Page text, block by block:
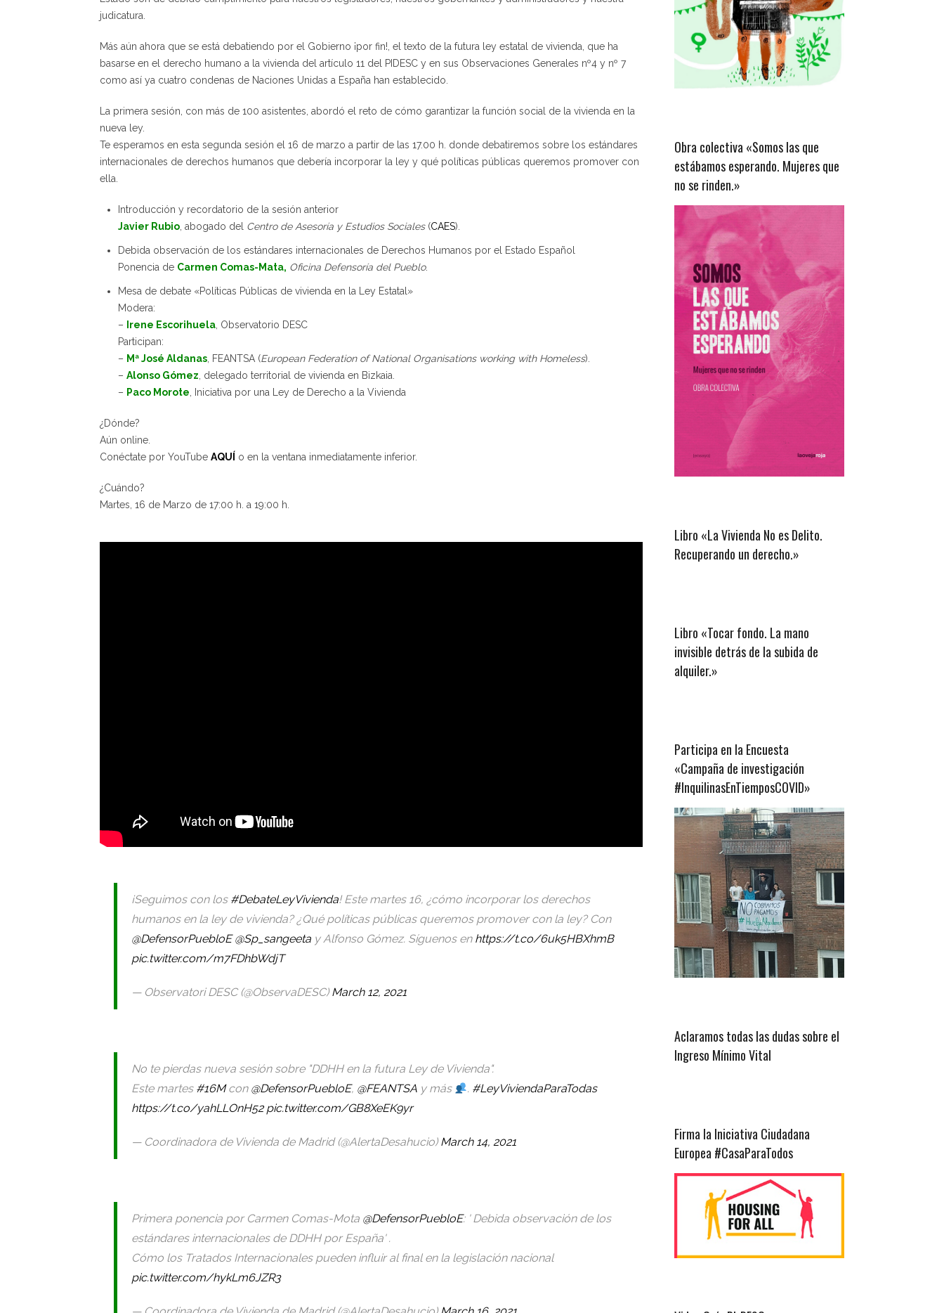
judicatura.
Más aún ahora que se está debatiendo por el Gobierno ¡por fin!, el texto de la futura ley estatal de vivienda, que ha
basarse en el derecho humano a la vivienda del artículo 11 del PIDESC y en sus Observaciones Generales nº4 y nº 7
como así ya cuatro condenas de Naciones Unidas a España han establecido.
La primera sesión, con más de 100 asistentes, abordó el reto de cómo garantizar la función social de la vivienda en la
nueva ley.
Te esperamos en esta segunda sesión el 16 de marzo a partir de las 17.00 h. donde debatiremos sobre los estándares
internacionales de derechos humanos que debería incorporar la ley y qué políticas públicas queremos promover con
ella.
Introducción y recordatorio de la sesión anterior
Javier Rubio , abogado del Centro de Asesoría y Estudios Sociales(CAES).
Debida observación de los estándares internacionales de Derechos Humanos por el Estado Español
Ponencia de Carmen Comas-Mata, Oficina Defensoría del Pueblo.
Mesa de debate «Políticas Públicas de vivienda en la Ley Estatal»
Modera:
–
Irene Escorihuela , Observatorio DESC
Participan:
– Mª José Aldanas , FEANTSA (European Federation of National Organisations working with Homeless).
– Alonso Gómez , delegado territorial de vivienda en Bizkaia.
– Paco Morote , Iniciativa por una Ley de Derecho a la Vivienda
¿Dónde?
Aún online.
Conéctate por YouTube AQUÍ o en la ventana inmediatamente inferior.
¿Cuándo?
Martes, 16 de Marzo de 17:00 h. a 19:00 h.
¡Seguimos con los #DebateLeyVivienda! Este martes 16, ¿cómo incorporar los derechos
humanos en la ley de vivienda? ¿Qué políticas públicas queremos promover con la ley? Con
@DefensorPuebloE @Sp_sangeeta y Alfonso Gómez. Síguenos en https://t.co/6uk5HBXhmB
pic.twitter.com/m7FDhbWdjT
— Observatori DESC (@ObservaDESC) March 12, 2021
No te pierdas nueva sesión sobre "DDHH en la futura Ley de Vivienda".
Este martes #16Mcon @DefensorPuebloE, @FEANTSA y más . #LeyViviendaParaTodas
https://t.co/yahLLOnH52 pic.twitter.com/GB8XeEK9yr
— Coordinadora de Vivienda de Madrid (@AlertaDesahucio) March 14, 2021
Primera ponencia por Carmen Comas-Mota @DefensorPuebloE: ' Debida observación de los
estándares internacionales de DDHH por España' .
Cómo los Tratados Internacionales pueden influir al final en la legislación nacional
pic.twitter.com/hykLm6JZR3
Obra colectiva «Somos las que
estábamos esperando. Mujeres que
no se rinden.»
Libro «La Vivienda No es Delito.
Recuperando un derecho.»
Libro «Tocar fondo. La mano
invisible detrás de la subida de
alquiler.»
Participa en la Encuesta
«Campaña de investigación
#InquilinasEnTiemposCOVID»
Aclaramos todas las dudas sobre el
Ingreso Mínimo Vital
Firma la Iniciativa Ciudadana
Europea #CasaParaTodos